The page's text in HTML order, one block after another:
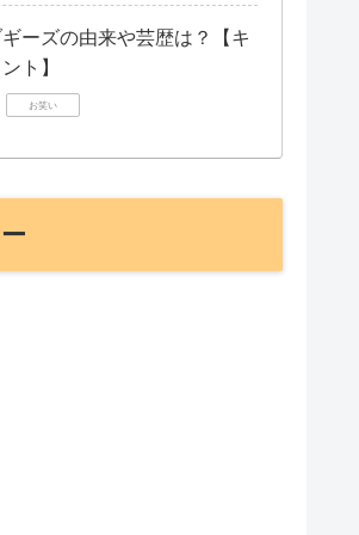
ーズの由来や芸歴は？【キ
ト】
お笑い